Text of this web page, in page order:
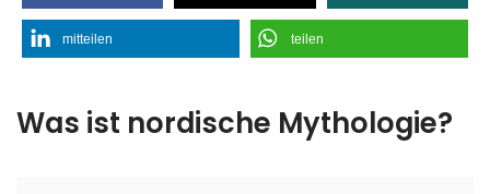
mitteilen teilen
Was ist nordische Mythologie?